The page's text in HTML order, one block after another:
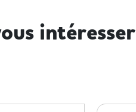
intéresser